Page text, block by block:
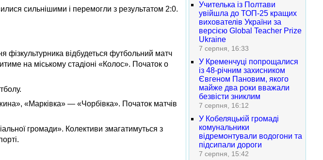
сильнішими і перемогли з результатом 2:0.
фізкультурника відбудеться футбольний матч
на міському стадіоні «Колос». Початок о
«Марківка» — «Чорбівка». Початок матчів
громади». Колективи змагатимуться з
Учителька із Полтави
увійшла до ТОП-25 кращих
вихователів України за
версією Global Teacher Prize
Ukraine
7 серпня, 16:33
У Кременчуці попрощалися
із 48-річним захисником
Євгеном Пановим, якого
майже два роки вважали
безвісти зниклим
7 серпня, 16:12
У Кобеляцькій громаді
комунальники
відремонтували водогони та
підсипали дороги
7 серпня, 15:42